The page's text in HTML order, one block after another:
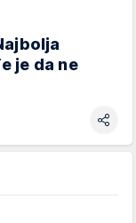
je da ne